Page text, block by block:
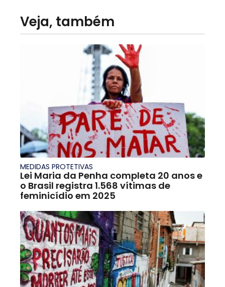
Veja, também
MEDIDAS PROTETIVAS
Lei Maria da Penha completa 20 anos e
o Brasil registra 1.568 vítimas de
feminicídio em 2025